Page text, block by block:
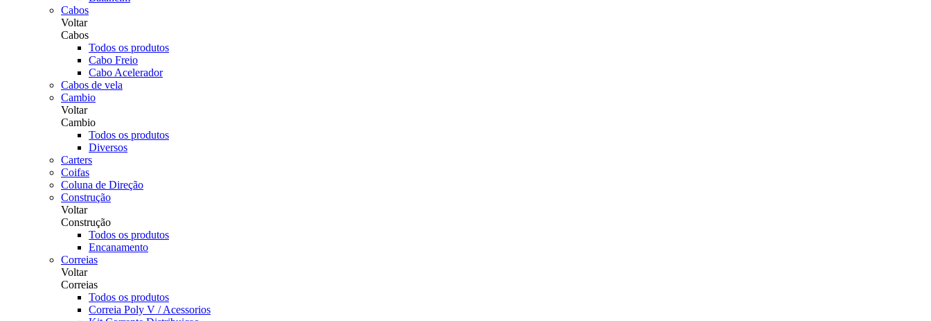
Cabos
Voltar
Cabos
Todos os produtos
Cabo Freio
Cabo Acelerador
Cabos de vela
Cambio
Voltar
Cambio
Todos os produtos
Diversos
Carters
Coifas
Coluna de Direção
Construção
Voltar
Construção
Todos os produtos
Encanamento
Correias
Voltar
Correias
Todos os produtos
Correia Poly V / Acessorios